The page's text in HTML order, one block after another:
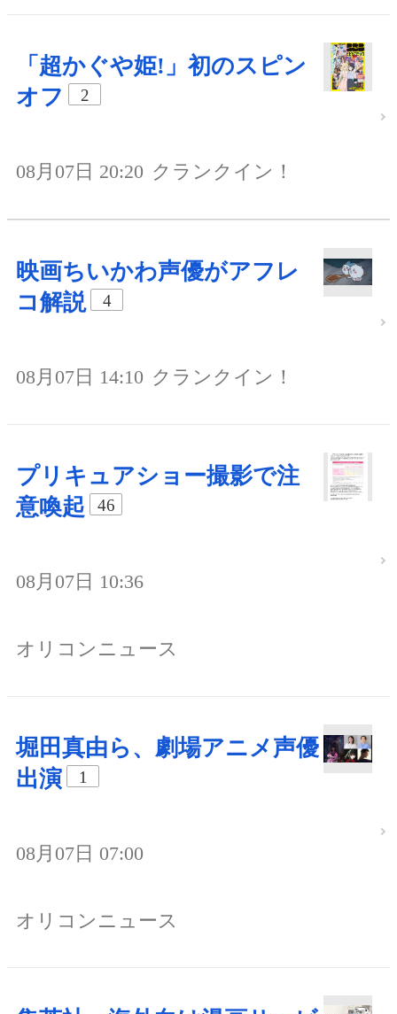
「超かぐや姫!」初のスピン
オフ
2
08月07日 20:20 クランクイン！
映画ちいかわ声優がアフレ
コ解説
4
08月07日 14:10 クランクイン！
プリキュアショー撮影で注
意喚起
46
08月07日 10:36
オリコンニュース
堀田真由ら、劇場アニメ声優
出演
1
08月07日 07:00
オリコンニュース